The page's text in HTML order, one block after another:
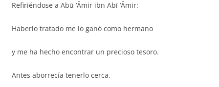
Refiriéndose a Abū ‘Āmir ibn Abī ‘Āmir:
Haberlo tratado me lo ganó como hermano
y me ha hecho encontrar un precioso tesoro.
Antes aborrecía tenerlo cerca,